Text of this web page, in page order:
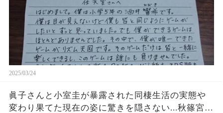
2025/03/24
眞子さんと小室圭が暴露された同棲生活の実態や
変わり果てた現在の姿に驚きを隠さない...秋篠宮家